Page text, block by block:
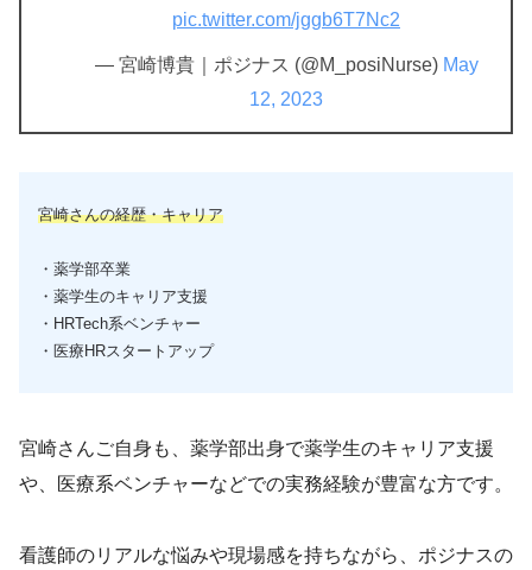
pic.twitter.com/jggb6T7Nc2
— 宮崎博貴｜ポジナス (@M_posiNurse) May
12, 2023
宮崎さんの経歴・キャリア
・薬学部卒業
・薬学生のキャリア支援
・HRTech系ベンチャー
・医療HRスタートアップ
宮崎さんご自身も、薬学部出身で薬学生のキャリア支援
や、医療系ベンチャーなどでの実務経験が豊富な方です。
看護師のリアルな悩みや現場感を持ちながら、ポジナスの